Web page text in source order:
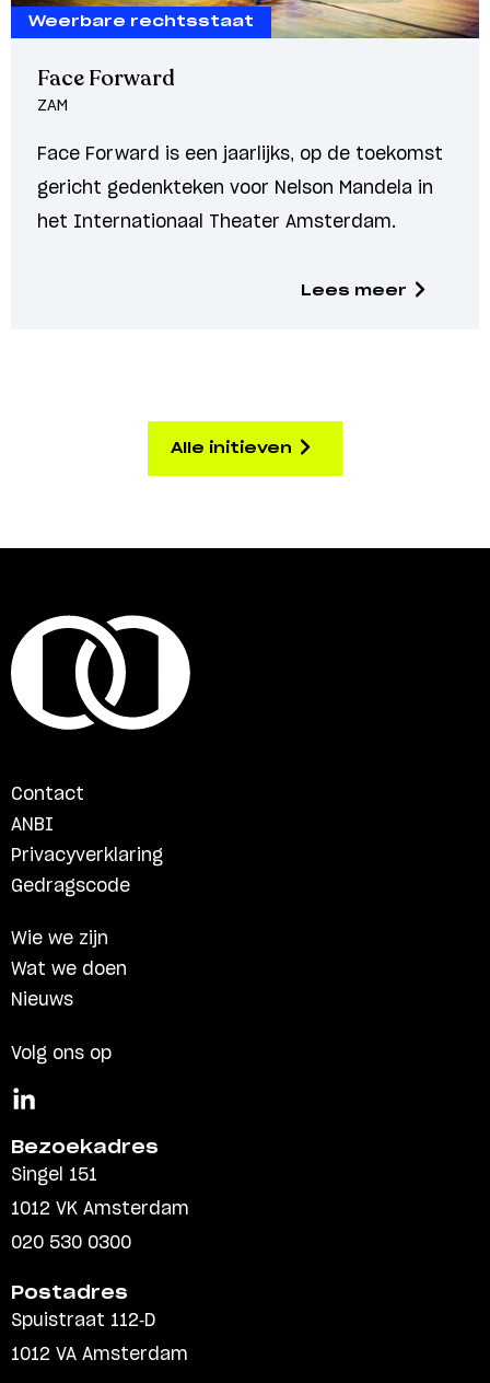
Weerbare rechtsstaat
Face Forward
ZAM
Face Forward is een jaarlijks, op de toekomst
gericht gedenkteken voor Nelson Mandela in
het Internationaal Theater Amsterdam.
Lees meer
Alle initieven
Contact
ANBI
Privacyverklaring
Gedragscode
Wie we zijn
Wat we doen
Nieuws
Volg ons op
Bezoekadres
Singel 151
1012 VK Amsterdam
020 530 0300
Postadres
Spuistraat 112-D
1012 VA Amsterdam